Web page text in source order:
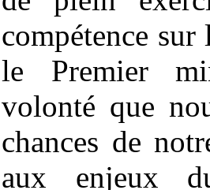
compétence
le Premier
volonté que
chances de
aux enjeux